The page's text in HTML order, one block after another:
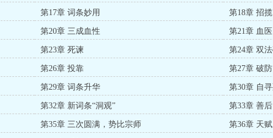
第17章 词条妙用 第18章 招揽
第20章 三成血性 第21章 血医
第23章 死谏 第24章 双
第26章 投靠 第27章 破防
第29章 词条升华 第30章 自
第32章 新词条“洞观” 第33章 善后
第35章 三次圆满，势比宗师 第36章 天